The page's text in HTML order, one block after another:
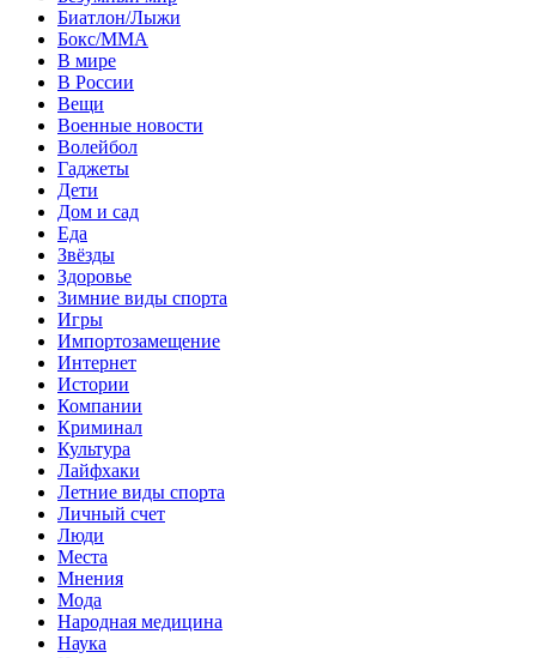
Биатлон/Лыжи
Бокс/MMA
В мире
В России
Вещи
Военные новости
Волейбол
Гаджеты
Дети
Дом и сад
Еда
Звёзды
Здоровье
Зимние виды спорта
Игры
Импортозамещение
Интернет
Истории
Компании
Криминал
Культура
Лайфхаки
Летние виды спорта
Личный счет
Люди
Места
Мнения
Мода
Народная медицина
Наука